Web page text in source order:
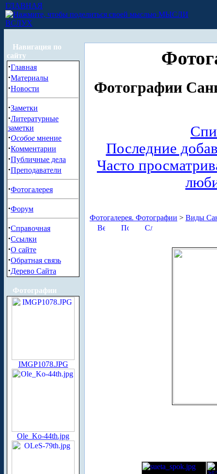
ГЛАВНАЯ
МЫСЛИ
ВСЛУХ
Навигация по
сайту
·Главная
·Материалы
·Новости
·Заметки
·Литературные
заметки
·Особое мнение
·Комментарии
·Публичные дела
·Преподаватели
·Фотогалерея
·Форум
·Справочная
·Ссылки
·О сайте
·Обратная связь
·Дерево Сайта
Фотографии
IMGP1078.JPG
Ole_Ko-44th.jpg
Фотографии
Последние
Часто
Фотогалерея. Фотографии > Виды